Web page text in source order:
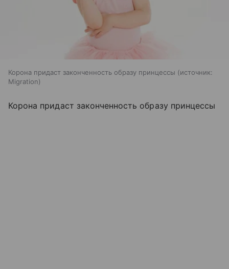
Корона придаст законченность образу принцессы
источник:
Migration
Корона придаст законченность образу принцессы